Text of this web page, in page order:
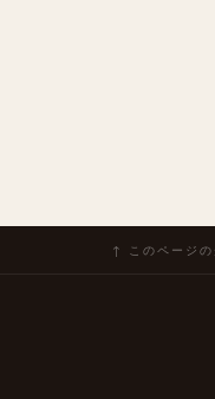
↑ このページの